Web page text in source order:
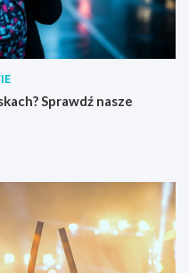
Sprawdź nasze